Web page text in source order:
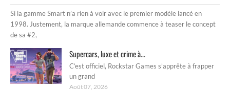
Si la gamme Smart n’a rien à voir avec le premier modèle lancé en
1998. Justement, la marque allemande commence à teaser le concept
de sa #2,
Supercars, luxe et crime à...
C’est officiel, Rockstar Games s’apprête à frapper
un grand
Août 07, 2026